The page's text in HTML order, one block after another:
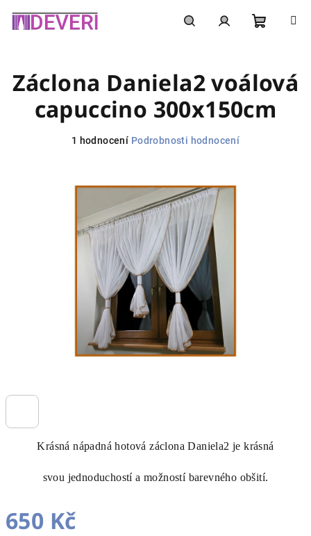
košík
Krásná nápadná hotová záclona Daniela2 je krásná
svou jednoduchostí a možností barevného obšití.
650 Kč
Záclona Daniela2 voálová
capuccino 300x150cm
Průměrné
hvězdiček.
1 hodnocení Podrobnosti hodnocení